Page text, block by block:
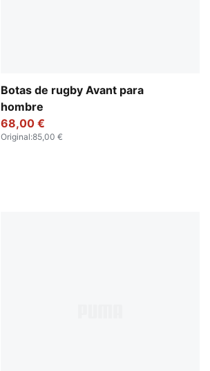
Botas de rugby Avant para
hombre
68,00 €
Original:85,00 €